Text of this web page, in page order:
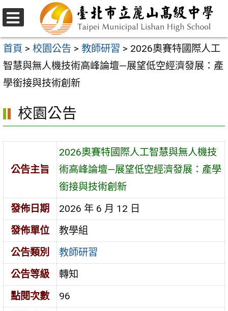
跳
至
主
要
內
區
選
單
首頁 > 校園公告 > 教師研習 > 2026奧賽特國際人工
智慧與無人機技術高峰論壇—展望低空經濟發展：產
學銜接與技術創新
校園公告
公告主旨
2026奧賽特國際人工智慧與無人機技
術高峰論壇—展望低空經濟發展：產學
銜接與技術創新
發佈日期
2026 年 6 月 12 日
發佈單位
教學組
公告類別
教師研習
公告等級
轉知
點閱次數
96